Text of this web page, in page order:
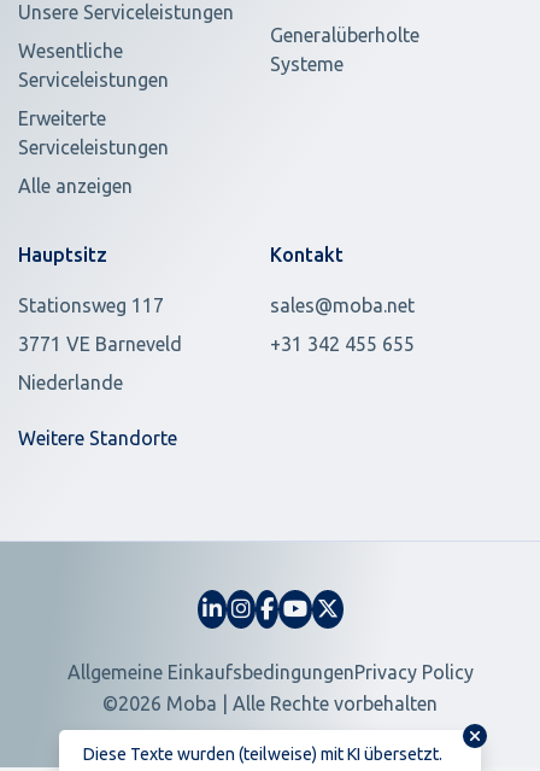
Diese Texte wurden (teilweise) mit KI übersetzt.
Unsere Serviceleistungen
Wesentliche
Serviceleistungen
Erweiterte
Serviceleistungen
Alle anzeigen
Generalüberholte
Systeme
Hauptsitz
Stationsweg 117
3771 VE Barneveld
Niederlande
Weitere Standorte
Kontakt
sales@moba.net
+31 342 455 655
Allgemeine EinkaufsbedingungenPrivacy Policy
©2026 Moba | Alle Rechte vorbehalten